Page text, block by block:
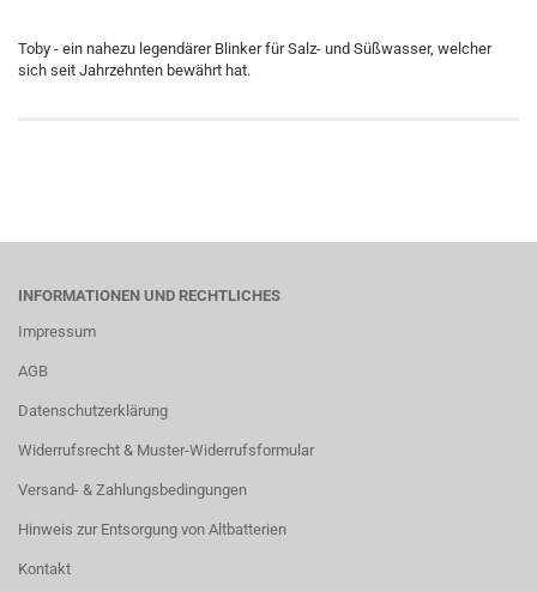
Toby - ein nahezu legendärer Blinker für Salz- und Süßwasser, welcher
sich seit Jahrzehnten bewährt hat.
INFORMATIONEN UND RECHTLICHES
Impressum
AGB
Datenschutzerklärung
Widerrufsrecht & Muster-Widerrufsformular
Versand- & Zahlungsbedingungen
Hinweis zur Entsorgung von Altbatterien
Kontakt